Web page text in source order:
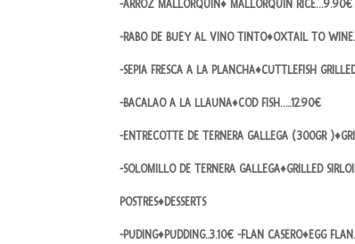
-ARROZ MALLORQUIN♦ MALLORQUIN RICE…9.90€
-RABO DE BUEY AL VINO TINTO♦OXTAIL TO
-SEPIA FRESCA A LA PLANCHA♦CUTTLEFISH
-BACALAO A LA LLAUNA♦COD FISH…..12.90€
-ENTRECOTTE DE TERNERA GALLEGA (300GR
-SOLOMILLO DE TERNERA GALLEGA♦GRILLED
POSTRES♦DESSERTS
-PUDING♦PUDDING..3.10€ -FLAN CASERO♦EGG